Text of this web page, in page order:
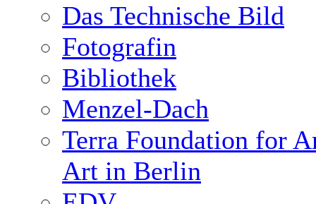
Das Technische Bild
Fotografin
Bibliothek
Menzel-Dach
Terra Foundation for
Art in Berlin